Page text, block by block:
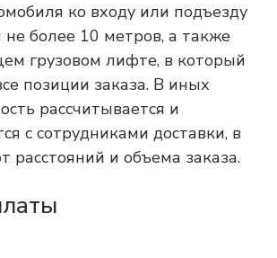
ко входу или подъезду
не более 10 метров, а также
грузовом лифте, в который
позиции заказа. В иных
рассчитывается и
с сотрудниками доставки, в
расстояний и объема заказа.